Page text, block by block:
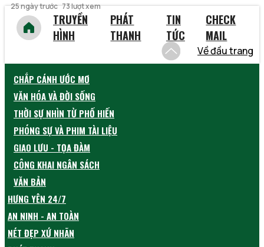
25 ngày trước 73 lượt xem
TRUYỀN
HÌNH
PHÁT
THANH
TIN
TỨC
CHECK
MAIL
Về đầu trang
CHẮP CÁNH ƯỚC MƠ
VĂN HÓA VÀ ĐỜI SỐNG
THỜI SỰ NHÌN TỪ PHỐ HIẾN
PHÓNG SỰ VÀ PHIM TÀI LIỆU
GIAO LƯU - TỌA ĐÀM
CÔNG KHAI NGÂN SÁCH
VĂN BẢN
HƯNG YÊN 24/7
AN NINH - AN TOÀN
NÉT ĐẸP XỨ NHÃN